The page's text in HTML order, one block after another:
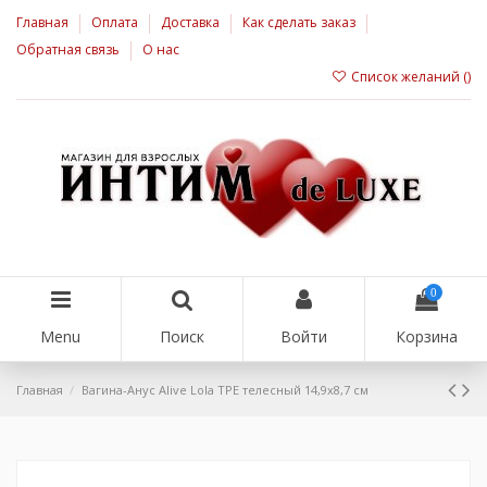
Главная Оплата Доставка
Как сделать заказ
Обратная связь
О нас
Список желаний ()
Menu Поиск Войти
0
Корзина
Главная Вагина-Анус Alive Lola TPE телесный 14,9х8,7 см